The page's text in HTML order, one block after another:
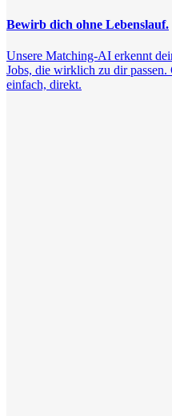
Bewirb dich ohne Lebenslauf.
Unsere Matching-AI erkennt
Jobs, die wirklich zu dir passen.
einfach, direkt.